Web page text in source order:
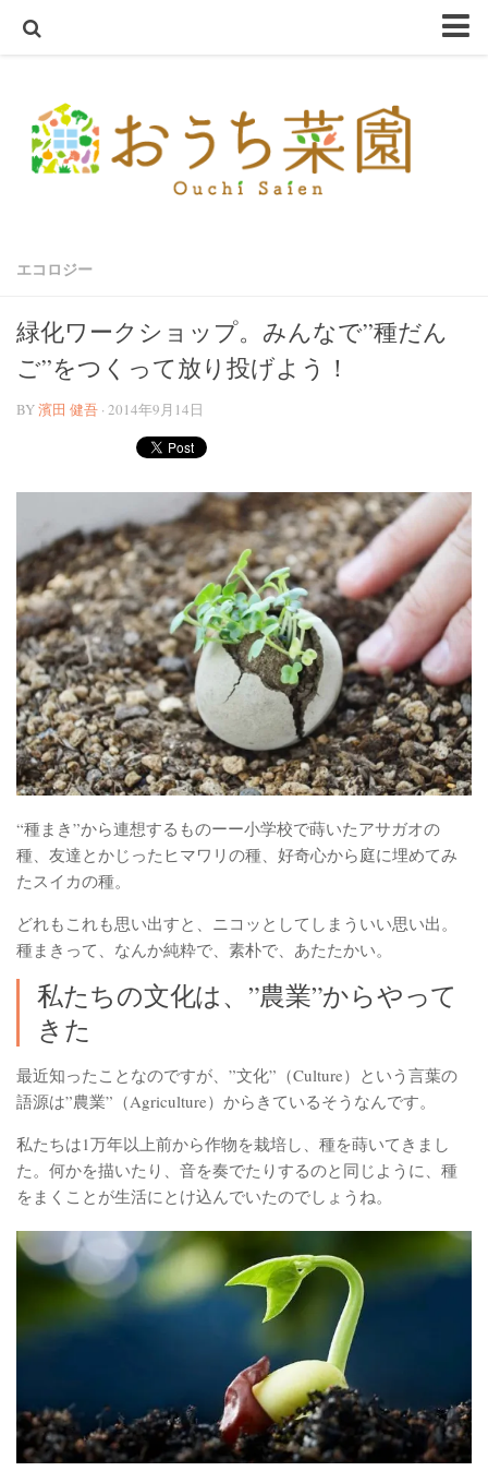
おうち菜園とは
SHOP
アクアスプラウトSV～さかな畑～
オーガニック種子
オーガニック培養土
オーガニック害虫忌避
テラコッタ鉢
ベランダ用フェルト鉢
ガーデニンファニチャー
DIYアクアポニックス資材
さかな畑
アロマとハーブ
アクアポニックス
ベジタブル
世界の菜園
エコロジー
緑化ワークショップ。みんなで”種だん
ご”をつくって放り投げよう！
BY濱田 健吾 · 2014年9月14日
“種まき”から連想するものーー小学校で蒔いたアサガオの
種、友達とかじったヒマワリの種、好奇心から庭に埋めてみ
たスイカの種。
どれもこれも思い出すと、ニコッとしてしまういい思い出。
種まきって、なんか純粋で、素朴で、あたたかい。
私たちの文化は、”農業”からやって
きた
最近知ったことなのですが、”文化”（Culture）という言葉の
語源は”農業”（Agriculture）からきているそうなんです。
私たちは1万年以上前から作物を栽培し、種を蒔いてきまし
た。何かを描いたり、音を奏でたりするのと同じように、種
をまくことが生活にとけ込んでいたのでしょうね。